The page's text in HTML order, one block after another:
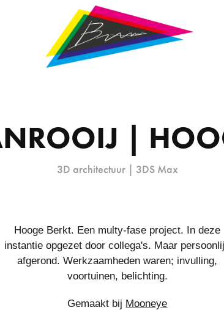
|
3D architectuur | 3DS Max
Hooge Berkt. Een multy-fase project. In deze
instantie opgezet door collega's. Maar
afgerond. Werkzaamheden waren; invulling,
voortuinen, belichting.
Gemaakt bij Mooneye